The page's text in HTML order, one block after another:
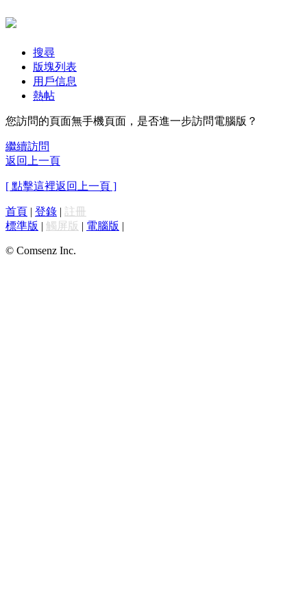
搜尋
版塊列表
用戶信息
熱帖
您訪問的頁面無手機頁面，是否進一步訪問電腦版？
繼續訪問
返回上一頁
[ 點擊這裡返回上一頁 ]
首頁 | 登錄 | 註冊
標準版 | 觸屏版 | 電腦版 |
© Comsenz Inc.